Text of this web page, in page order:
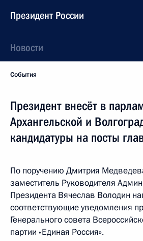
Президент России
Новости
События
Президент внесёт в
Архангельской и
кандидатуры на посты
По поручению Дмитрия
заместитель Руководителя
Президента Вячеслав Володин
соответствующие уведомления
Генерального совета
партии «Единая Россия».